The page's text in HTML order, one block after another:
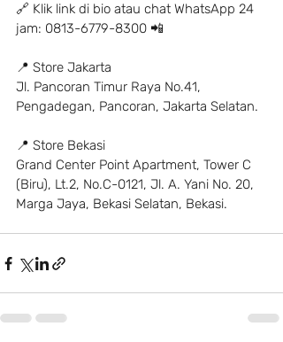
🔗 Klik link di bio atau chat WhatsApp 24
jam: 0813-6779-8300 📲
📍 Store Jakarta
Jl. Pancoran Timur Raya No.41,
Pengadegan, Pancoran, Jakarta Selatan.
📍 Store Bekasi
Grand Center Point Apartment, Tower C
(Biru), Lt.2, No.C-0121, Jl. A. Yani No. 20,
Marga Jaya, Bekasi Selatan, Bekasi.